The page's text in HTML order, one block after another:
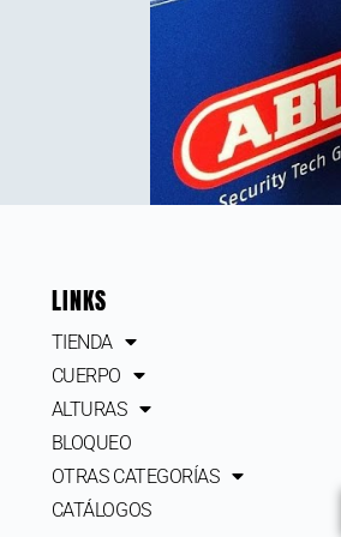
LINKS
TIENDA
CUERPO
ALTURAS
BLOQUEO
OTRAS CATEGORÍAS
CATÁLOGOS